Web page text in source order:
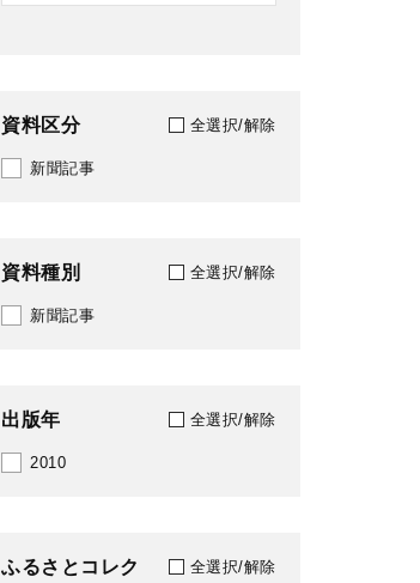
資料区分 全選択/解除
新聞記事
資料種別 全選択/解除
新聞記事
出版年 全選択/解除
2010
ふるさとコレク
全選択/解除